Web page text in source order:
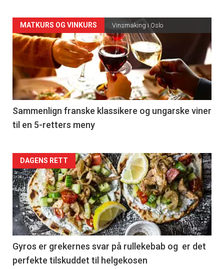
Forsiden
akkurat
nå
-
5
MATKURS OG VINKURS Vinsmaking i Oslo
Sammenlign franske klassikere og ungarske viner
til en 5-retters meny
Forsiden
akkurat
nå
-
6
DAGENS RETT
Gyros er grekernes svar på rullekebab og er det
perfekte tilskuddet til helgekosen